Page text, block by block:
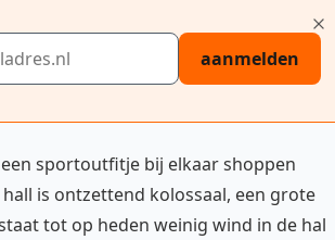
aanmelden
sportoutfitje bij elkaar shoppen
is ontzettend kolossaal, een grote
tot op heden weinig wind in de hal